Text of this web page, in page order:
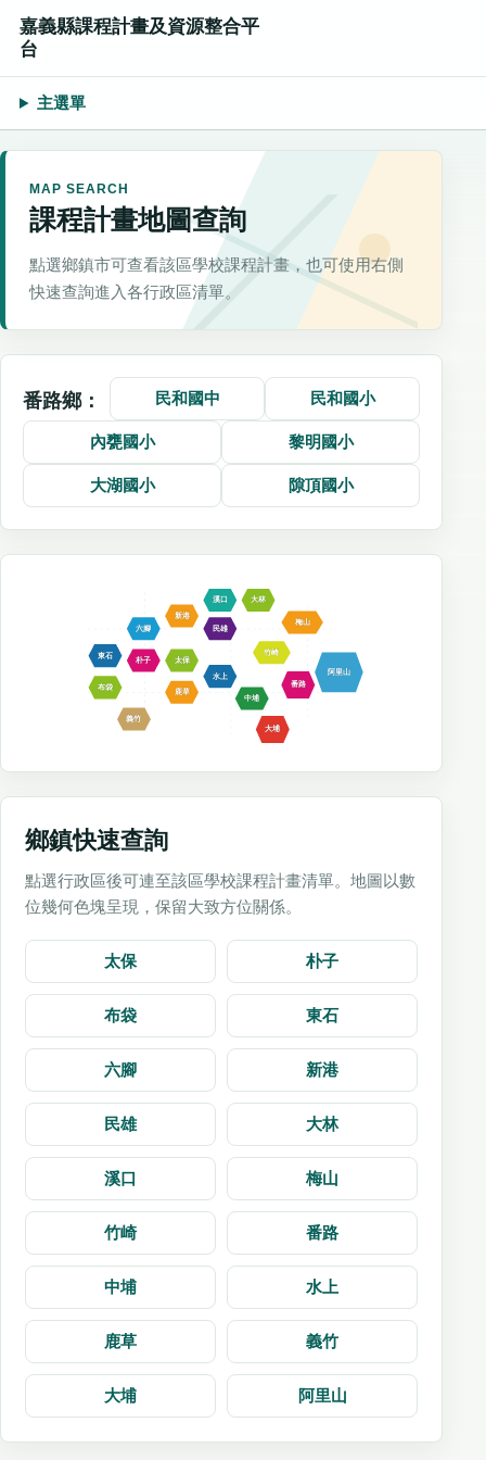
嘉義縣課程計畫及資源整合平
台
主選單
MAP SEARCH
課程計畫地圖查詢
點選鄉鎮市可查看該區學校課程計畫，也可使用右側
快速查詢進入各行政區清單。
番路鄉： 民和國中 民和國小
內甕國小 黎明國小
大湖國小 隙頂國小
東石
布袋
義竹
六腳
朴子
新港
太保
鹿草
溪口 大林
民雄
水上
中埔
竹崎
梅山
番路
大埔
阿里山
鄉鎮快速查詢
點選行政區後可連至該區學校課程計畫清單。地圖以數
位幾何色塊呈現，保留大致方位關係。
太保 朴子
布袋 東石
六腳 新港
民雄 大林
溪口 梅山
竹崎 番路
中埔 水上
鹿草 義竹
大埔 阿里山